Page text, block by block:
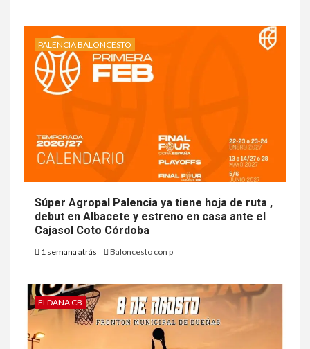
PALENCIA BALONCESTO
Súper Agropal Palencia ya tiene hoja de ruta ,
debut en Albacete y estreno en casa ante el
Cajasol Coto Córdoba
1 semana atrás Baloncesto con p
ELDANA CB